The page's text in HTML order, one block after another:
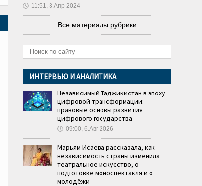
🕔 11:51, 3.Апр 2024
Все материалы рубрики
ИНТЕРВЬЮ И АНАЛИТИКА
Независимый Таджикистан в эпоху
цифровой трансформации:
правовые основы развития
цифрового государства
🕔 09:00, 6.Авг 2026
Марьям Исаева рассказала, как
независимость страны изменила
театральное искусство, о
подготовке моноспектакля и о
молодёжи